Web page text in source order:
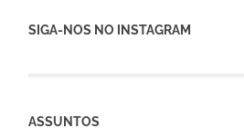
SIGA-NOS NO INSTAGRAM
ASSUNTOS